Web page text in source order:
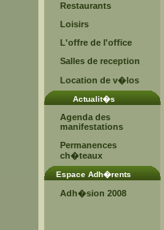
Restaurants
Loisirs
L'offre de l'office
Salles de reception
Location de v�los
Actualit�s
Agenda des
manifestations
Permanences
ch�teaux
Espace Adh�rents
Adh�sion 2008